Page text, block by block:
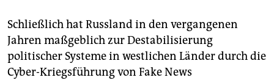
Schließlich hat Russland in den vergangenen
Jahren maßgeblich zur Destabilisierung
politischer Systeme in westlichen Länder durch die
Cyber-Kriegsführung von Fake News